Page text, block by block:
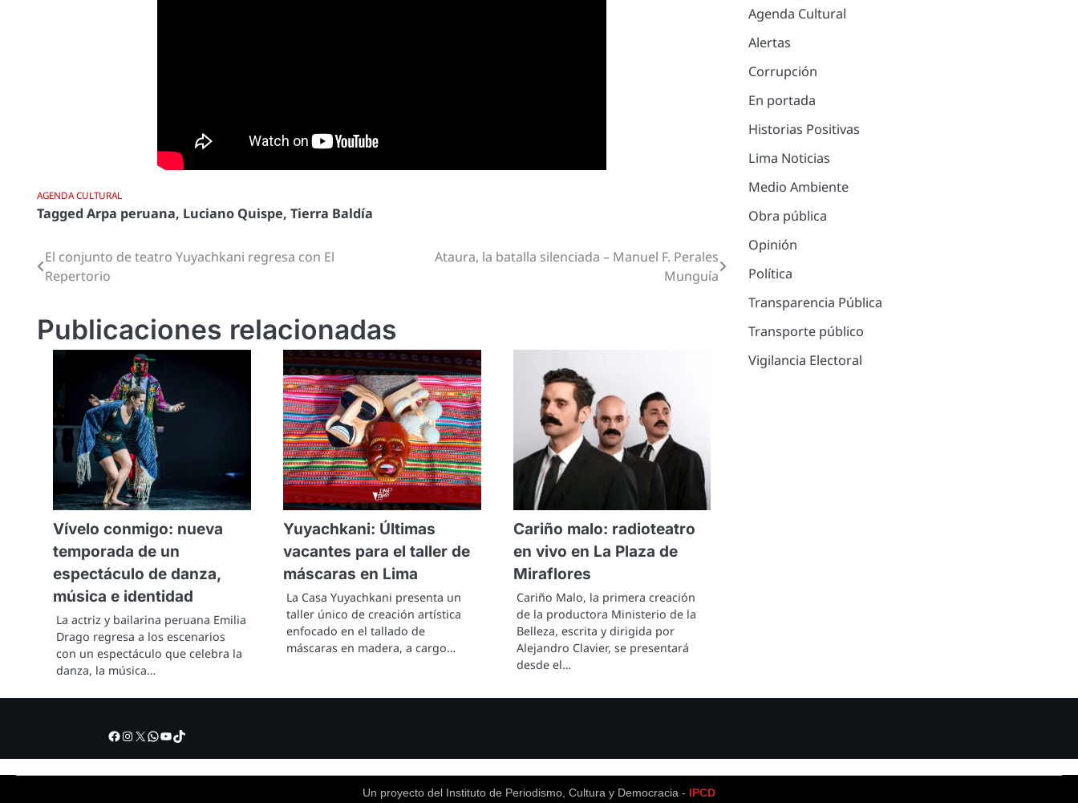
AGENDA CULTURAL
TaggedArpa peruana, Luciano Quispe,Tierra Baldía
Navegación
de
entradas
El conjunto de teatro Yuyachkani regresa con El
Repertorio
Ataura, la batalla silenciada – Manuel F. Perales
Munguía
Publicaciones relacionadas
Vívelo conmigo: nueva
temporada de un
espectáculo de danza,
música e identidad
La actriz y bailarina peruana Emilia
Drago regresa a los escenarios
con un espectáculo que celebra la
danza, la música…
Yuyachkani: Últimas
vacantes para el taller de
máscaras en Lima
La Casa Yuyachkani presenta un
taller único de creación artística
enfocado en el tallado de
máscaras en madera, a cargo…
Cariño malo: radioteatro
en vivo en La Plaza de
Miraflores
Cariño Malo, la primera creación
de la productora Ministerio de la
Belleza, escrita y dirigida por
Alejandro Clavier, se presentará
desde el…
Agenda Cultural
Alertas
Corrupción
En portada
Historias Positivas
Lima Noticias
Medio Ambiente
Obra pública
Opinión
Política
Transparencia Pública
Transporte público
Vigilancia Electoral
Facebook
Instagram
X WhatsApp
YouTube
TikTok
Un proyecto del Instituto de Periodismo, Cultura y Democracia - IPCD